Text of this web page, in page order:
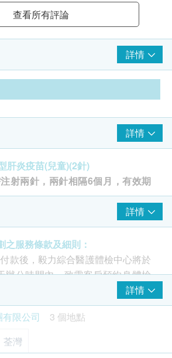
查看所有評論
詳情
人員負責注射評估
人員負責注射程序
詳情
肝炎疫苗(兒童)(2針)
射兩針，兩針相隔6個月，有效期
毒性傳染病，主要通過不潔的食物
類海產及未經煮熟的食物都是最典
境較差的地區如中國、東南亞、南
，都是甲型肝炎的溫床。
是急性的，患者會上吐下瀉，發燒
不小心處理，會有機會引致肝衰
肝病的人，就更容易致命。對於甲
沒有有效的療法，防疫注射的成效
詳情
之服務條款及細則：
款後，毅力綜合醫護體檢中心將於
辦公時間內，致電客戶預約身體檢
，並會通知客戶驗身注意事項。
本中心預約或查詢，電話：(銅鑼
/ (佐敦) 3426 9771 / (荃灣) 3101
9336 8186。
佐敦中心，請致電(銅鑼灣)3520
詳情
限公司
3 個地點
荃灣